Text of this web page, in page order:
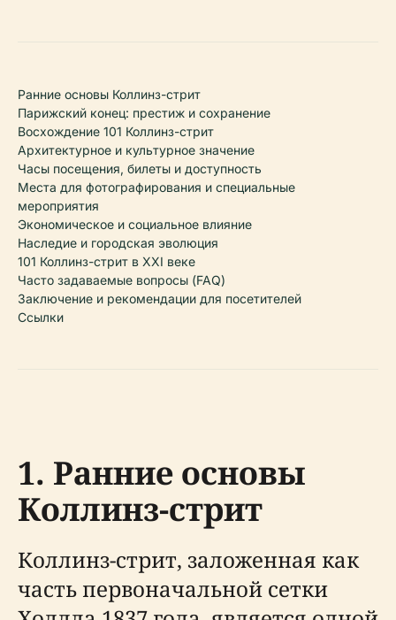
Ранние основы Коллинз-стрит
Парижский конец: престиж и сохранение
Восхождение 101 Коллинз-стрит
Архитектурное и культурное значение
Часы посещения, билеты и доступность
Места для фотографирования и специальные
мероприятия
Экономическое и социальное влияние
Наследие и городская эволюция
101 Коллинз-стрит в XXI веке
Часто задаваемые вопросы (FAQ)
Заключение и рекомендации для посетителей
Ссылки
1. Ранние основы
Коллинз-стрит
Коллинз-стрит, заложенная как
часть первоначальной сетки